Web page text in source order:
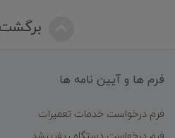
برگشت
فرم ها و آیین نامه ها
فرم درخواست خدمات تعمیرات